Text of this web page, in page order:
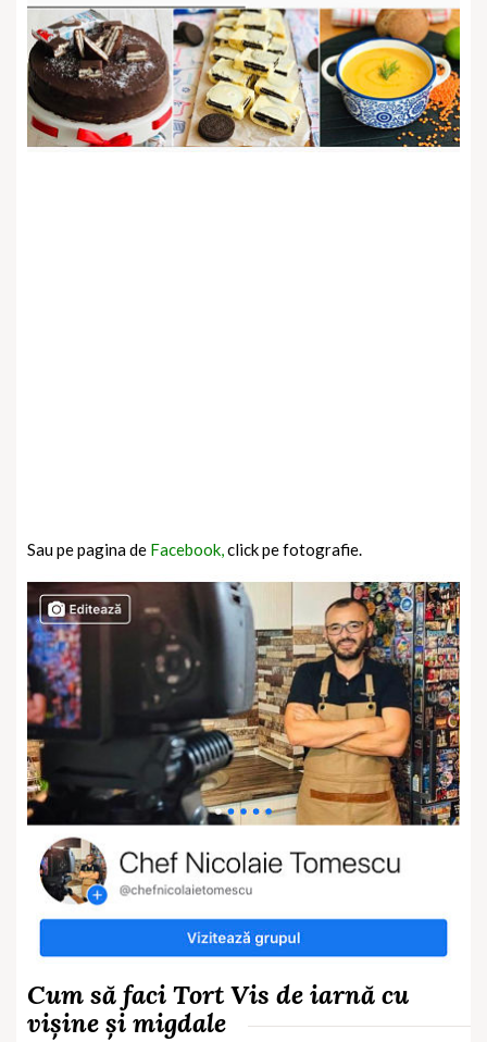
Sau pe pagina de Facebook,click pe fotografie.
Cum să faci Tort Vis de iarnă cu
vișine și migdale